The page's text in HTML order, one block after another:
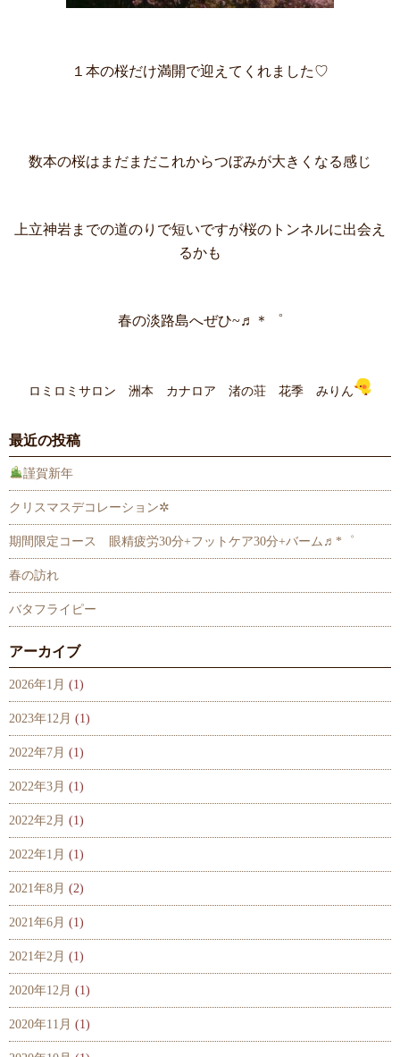
１本の桜だけ満開で迎えてくれました♡
数本の桜はまだまだこれからつぼみが大きくなる感じ
上立神岩までの道のりで短いですが桜のトンネルに出会え
るかも
春の淡路島へぜひ~♬＊゜
ロミロミサロン 洲本 カナロア 渚の荘 花季 みりん
最近の投稿
謹賀新年
クリスマスデコレーション✲
期間限定コース 眼精疲労30分+フットケア30分+バーム♬*゜
春の訪れ
バタフライピー
アーカイブ
2026年1月 (1)
2023年12月 (1)
2022年7月 (1)
2022年3月 (1)
2022年2月 (1)
2022年1月 (1)
2021年8月 (2)
2021年6月 (1)
2021年2月 (1)
2020年12月 (1)
2020年11月 (1)